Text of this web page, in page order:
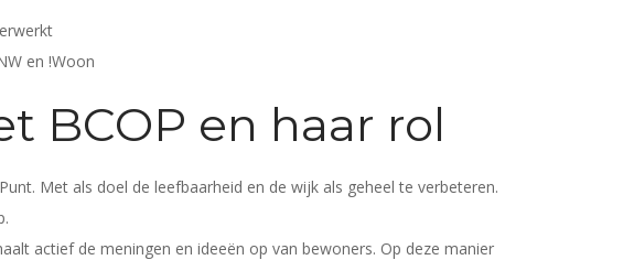
en !Woon
BCOP en haar rol
Met als doel de leefbaarheid en de wijk als geheel te verbeteren.
actief de meningen en ideeën op van bewoners. Op deze manier